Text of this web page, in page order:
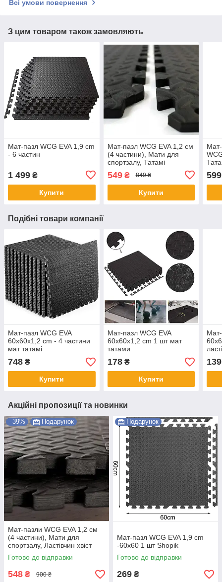
Всі умови повернення
З цим товаром також замовляють
Мат-пазл WCG EVA 1,9 cm
- 6 частин
1 499 ₴
Купити
Мат-пазл WCG EVA 1,2 см
(4 частини), Мати для
спортзалу, Татамі
хвіст мат Shopik
549₴ 849 ₴
Купити
Мат-
599
Подібні товари компанії
Мат-пазл WCG EVA
60х60х1,2 cm - 4 частини
мат татамі
748 ₴
Купити
Мат-пазл WCG EVA
60х60х1,2 cm 1 шт мат
татами
178₴
Купити
139
Акційні пропозиції та новинки
–39% Подарунок
Мат-пазли WCG EVA 1,2 см
(4 частини), Мати для
спортзалу, Ластівчин хвіст
мат Shopik
Готово до відправки
548 ₴ 900 ₴
Подарунок
Мат-пазл WCG EVA 1,9 cm
-60х60 1 шт Shopik
Готово до відправки
269 ₴